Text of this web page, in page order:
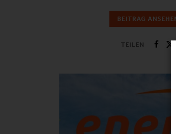
BEITRAG
TEILEN